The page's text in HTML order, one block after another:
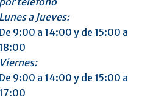
Lunes a Jueves:
De 9:00 a 14:00 y de 15:00 a
18:00
Viernes:
De 9:00 a 14:00 y de 15:00 a
17:00